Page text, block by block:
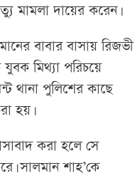
মামলা দায়ের করেন।
বাবার বাসায় রিজভী
মিথ্যা পরিচয়ে
থানা পুলিশের কাছে
হয়।
করা হলে সে
সালমান শাহ’কে